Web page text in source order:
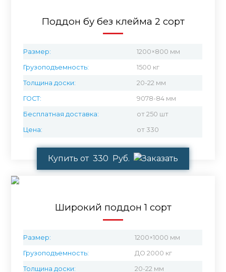
Поддон бу без клейма 2 сорт
Размер: 1200×800 мм
Грузоподъемность: 1500 кг
Толщина доски: 20-22 мм
ГОСТ: 9078-84 мм
Бесплатная доставка: от 250 шт
Цена: от 330
Купить от 330 Руб.
Широкий поддон 1 сорт
Размер: 1200×1000 мм
Грузоподъемность: ДО 2000 кг
Толщина доски: 20-22 мм